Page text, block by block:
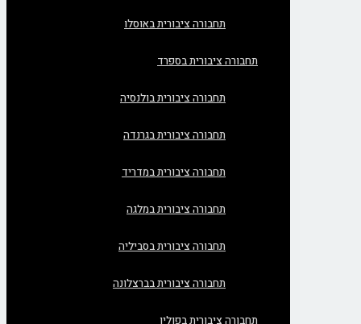
תחבורה ציבורית באוסלו
תחבורה ציבורית בספרד
תחבורה ציבורית בולנסיה
תחבורה ציבורית בגרנדה
תחבורה ציבורית במדריד
תחבורה ציבורית במלגה
תחבורה ציבורית בסביליה
תחבורה ציבורית בברצלונה
תחבורה ציבורית בפולין